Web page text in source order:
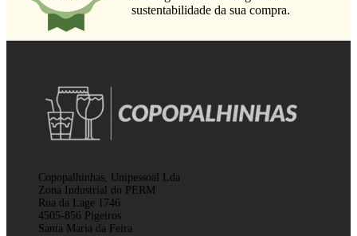
sustentabilidade da sua compra.
Copopalhinhas, Unipessoal Lda
Zona Industrial do PERM
Rua da Lage 1746
4505-856 Pigeiros
Santa Maria da Feira